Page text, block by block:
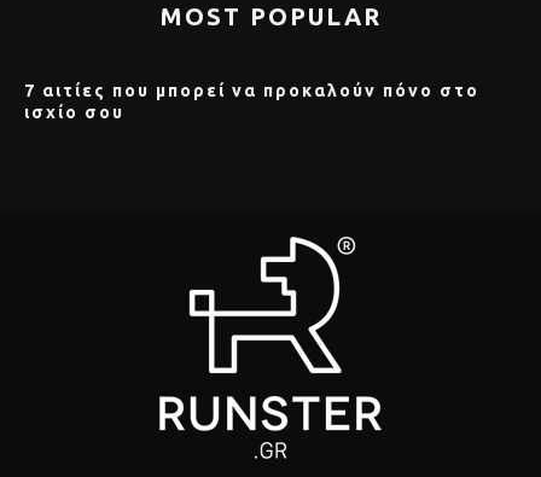
MOST POPULAR
7 αιτίες που μπορεί να προκαλούν πόνο στο
ισχίο σου